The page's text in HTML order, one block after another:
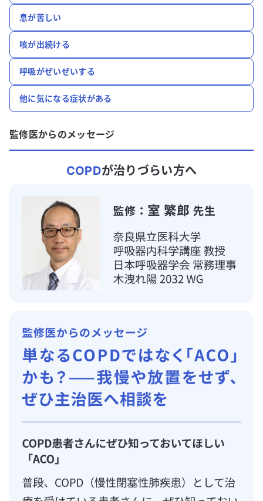
息が苦しい
咳が出続ける
呼吸がぜいぜいする
他に気になる症状がある
監修医からのメッセージ
COPDが治りづらい方へ